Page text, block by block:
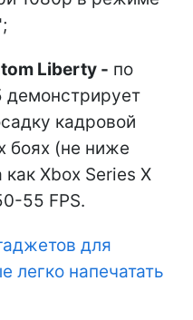
Liberty - по
демонстрирует
кадровой
боях (не ниже
как Xbox Series X
55 FPS.
для
легко напечатать